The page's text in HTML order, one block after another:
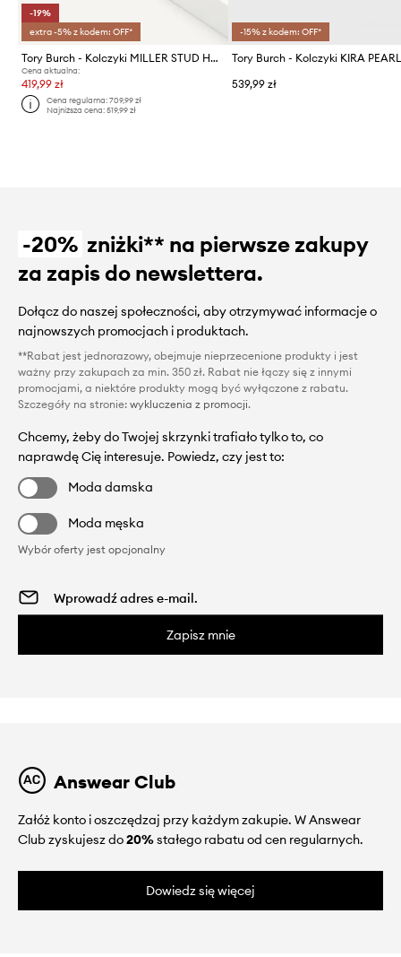
-19%
extra -5% z kodem: OFF*
Tory Burch - Kolczyki MILLER STUD HUGGIE
Cena aktualna:
419,99 zł
Cena regularna:709,99 zł
Najniższa cena:519,99 zł
-15% z kodem: OFF*
539,99 zł
-20% zniżki** na pierwsze zakupy
za zapis do newslettera.
Dołącz do naszej społeczności, aby otrzymywać informacje o
najnowszych promocjach i produktach.
**Rabat jest jednorazowy, obejmuje nieprzecenione produkty i jest
ważny przy zakupach za min. 350 zł. Rabat nie łączy się z innymi
promocjami, a niektóre produkty mogą być wyłączone z rabatu.
Szczegóły na stronie: wykluczenia z promocji.
Chcemy, żeby do Twojej skrzynki trafiało tylko to, co
naprawdę Cię interesuje. Powiedz, czy jest to:
Moda damska
Moda męska
Wybór oferty jest opcjonalny
Zapisz mnie
Answear Club
Załóż konto i oszczędzaj przy każdym zakupie. W Answear
Club zyskujesz do20%stałego rabatu od cen regularnych.
Dowiedz się więcej